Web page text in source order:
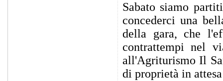
Sabato siamo
concederci una
della gara, che
contrattempi nel
all'Agriturismo Il
di proprietà in